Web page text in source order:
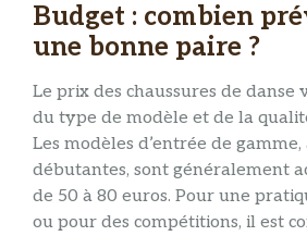
Budget : combien
une bonne paire ?
Le prix des chaussures de danse
du type de modèle et de la
Les modèles d’entrée de
débutantes, sont généralement
de 50 à 80 euros. Pour une
ou pour des compétitions, il est